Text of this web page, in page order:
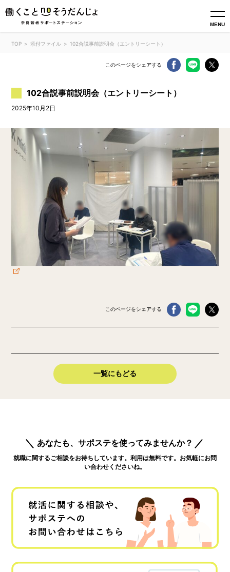
MENU
TOP 添付ファイル 102合説事前説明会（エントリーシート）
このページをシェアする
102合説事前説明会（エントリーシート）
2025年10月2日
このページをシェアする
一覧にもどる
あなたも、サポステを使ってみませんか？
就職に関するご相談をお待ちしています。利用は無料です。お気軽にお問
い合わせくださいね。